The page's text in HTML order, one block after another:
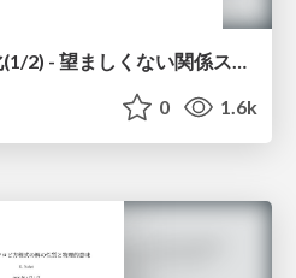
0 1.6k